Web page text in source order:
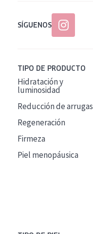
SÍGUENOS
TIPO DE PRODUCTO
Hidratación y
luminosidad
Reducción de arrugas
Regeneración
Firmeza
Piel menopáusica